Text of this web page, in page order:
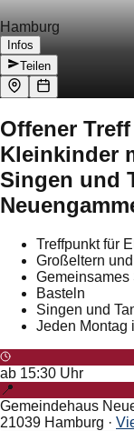
Hamburg
Infos
Teilen
Offener
Kleinkinder
Singen und
Treffpunkt für
Großeltern
Gemeinsames
Basteln
Singen und
Jeden Montag
ab 15:30 Uhr
📍
Gemeindehaus
21039 Hamburg ·